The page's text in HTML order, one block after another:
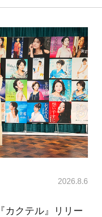
2026.8.6
カクテル』リリー